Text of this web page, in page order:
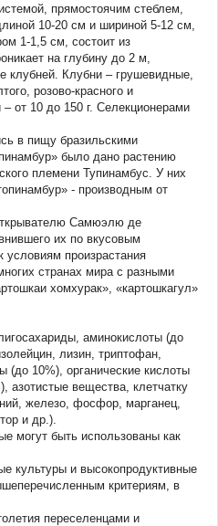
прямостоячим стеблем,
10-20 см и шириной 5-12 см,
1-1,5 см, состоит из
на глубину до 2 м,
клубней. Клубни – грушевидные,
розово-красного и
от 10 до 150 г. Селекционерами
в пищу бразильскими
было дано растению
племени Тупинамбус. У них
- производным от
Самюэлю де
их по вкусовым
условиям произрастания
странах мира с разными
хомхурак», «картошкагул»
аминокислоты (до
лизин, триптофан,
10%), органические кислоты
вещества, клетчатку
железо, фосфор, марганец,
и др.).
могут быть использованы как
культуры и высокопродуктивные
критериям, в
переселенцами и